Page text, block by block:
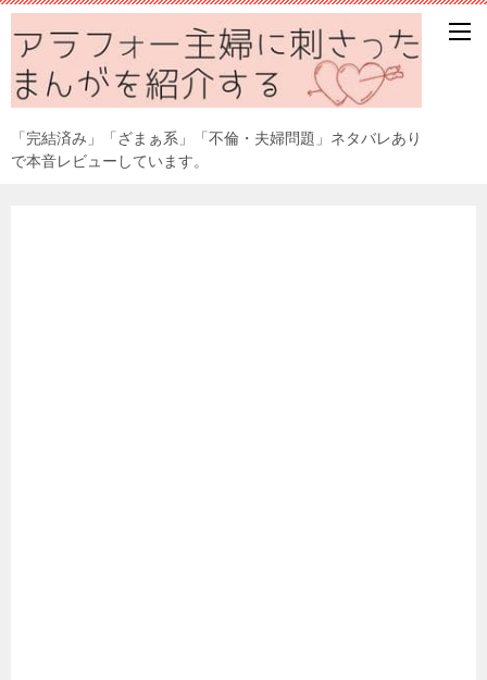
「完結済み」「ざまぁ系」「不倫・夫婦問題」ネタバレあり
で本音レビューしています。